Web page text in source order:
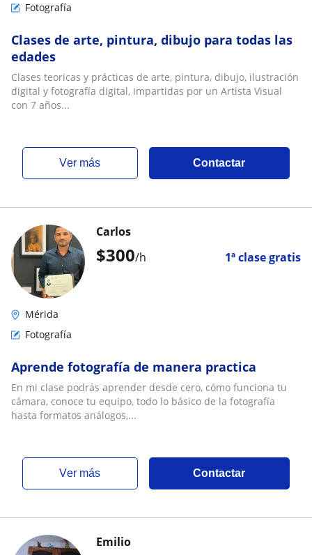
Fotografía
Clases de arte, pintura, dibujo para todas las
edades
Clases teoricas y prácticas de arte, pintura, dibujo, ilustración
digital y fotografía digital, impartidas por un Artista Visual
con 7 años...
ver más Contactar
$300/h 1ª clase gratis
Carlos
Mérida
Fotografía
Aprende fotografía de manera practica
En mi clase podrás aprender desde cero, cómo funciona tu
cámara, conoce tu equipo, todo lo básico de la fotografía
hasta formatos análogos,...
ver más Contactar
Emilio